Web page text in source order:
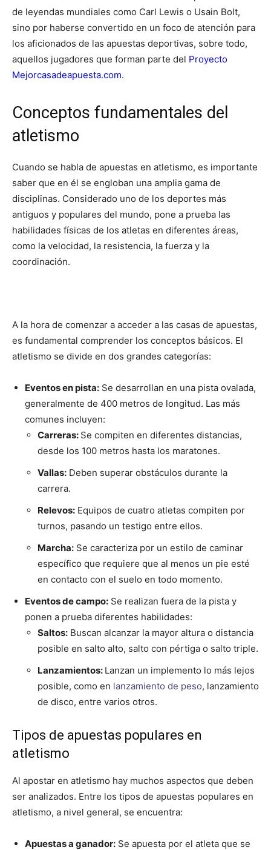
de leyendas mundiales como Carl Lewis o Usain Bolt,
sino por haberse convertido en un foco de atención para
los aficionados de las apuestas deportivas, sobre todo,
aquellos jugadores que forman parte del Proyecto
Mejorcasadeapuesta.com.
Conceptos fundamentales del
atletismo
Cuando se habla de apuestas en atletismo, es importante
saber que en él se engloban una amplia gama de
disciplinas. Considerado uno de los deportes más
antiguos y populares del mundo, pone a prueba las
habilidades físicas de los atletas en diferentes áreas,
como la velocidad, la resistencia, la fuerza y la
coordinación.
A la hora de comenzar a acceder a las casas de apuestas,
es fundamental comprender los conceptos básicos. El
atletismo se divide en dos grandes categorías:
Eventos en pista: Se desarrollan en una pista ovalada,
generalmente de 400 metros de longitud. Las más
comunes incluyen:
Carreras: Se compiten en diferentes distancias,
desde los 100 metros hasta los maratones.
Vallas: Deben superar obstáculos durante la
carrera.
Relevos: Equipos de cuatro atletas compiten por
turnos, pasando un testigo entre ellos.
Marcha: Se caracteriza por un estilo de caminar
específico que requiere que al menos un pie esté
en contacto con el suelo en todo momento.
Eventos de campo: Se realizan fuera de la pista y
ponen a prueba diferentes habilidades:
Saltos: Buscan alcanzar la mayor altura o distancia
posible en salto alto, salto con pértiga o salto triple.
Lanzamientos: Lanzan un implemento lo más lejos
posible, como en lanzamiento de peso, lanzamiento
de disco, entre varios otros.
Tipos de apuestas populares en
atletismo
Al apostar en atletismo hay muchos aspectos que deben
ser analizados. Entre los tipos de apuestas populares en
atletismo, a nivel general, se encuentra:
Apuestas a ganador: Se apuesta por el atleta que se